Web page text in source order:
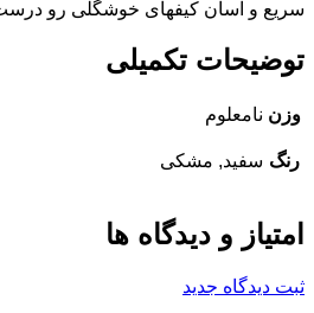
سریع و اسان کیفهای خوشگلی رو
توضیحات تکمیلی
وزن نامعلوم
رنگ سفید, مشکی
امتیاز و دیدگاه ها
ثبت دیدگاه جدید